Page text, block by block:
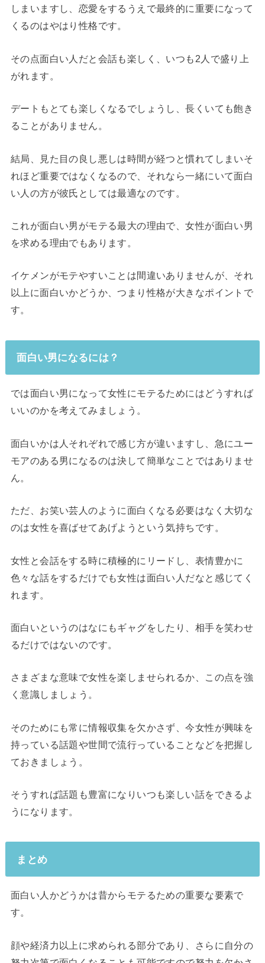
しまいますし、恋愛をするうえで最終的に重要になって
くるのはやはり性格です。
その点面白い人だと会話も楽しく、いつも2人で盛り上
がれます。
デートもとても楽しくなるでしょうし、長くいても飽き
ることがありません。
結局、見た目の良し悪しは時間が経つと慣れてしまいそ
れほど重要ではなくなるので、それなら一緒にいて面白
い人の方が彼氏としては最適なのです。
これが面白い男がモテる最大の理由で、女性が面白い男
を求める理由でもあります。
イケメンがモテやすいことは間違いありませんが、それ
以上に面白いかどうか、つまり性格が大きなポイントで
す。
面白い男になるには？
では面白い男になって女性にモテるためにはどうすれば
いいのかを考えてみましょう。
面白いかは人それぞれで感じ方が違いますし、急にユー
モアのある男になるのは決して簡単なことではありませ
ん。
ただ、お笑い芸人のように面白くなる必要はなく大切な
のは女性を喜ばせてあげようという気持ちです。
女性と会話をする時に積極的にリードし、表情豊かに
色々な話をするだけでも女性は面白い人だなと感じてく
れます。
面白いというのはなにもギャグをしたり、相手を笑わせ
るだけではないのです。
さまざまな意味で女性を楽しませられるか、この点を強
く意識しましょう。
そのためにも常に情報収集を欠かさず、今女性が興味を
持っている話題や世間で流行っていることなどを把握し
ておきましょう。
そうすれば話題も豊富になりいつも楽しい話をできるよ
うになります。
まとめ
面白い人かどうかは昔からモテるための重要な要素で
す。
顔や経済力以上に求められる部分であり、さらに自分の